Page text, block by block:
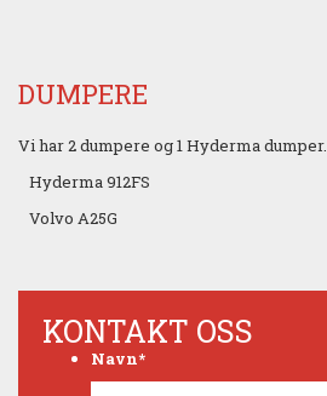
DUMPERE
Vi har 2 dumpere og 1 Hyderma dumper.
Hyderma 912FS
Volvo A25G
KONTAKT OSS
Navn*